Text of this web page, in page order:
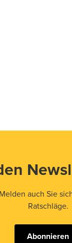
auch Sie
Ratschläge.
Abonnieren